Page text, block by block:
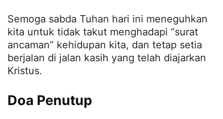
Semoga sabda Tuhan hari ini meneguhkan
kita untuk tidak takut menghadapi “surat
ancaman” kehidupan kita, dan tetap setia
berjalan di jalan kasih yang telah diajarkan
Kristus.
Doa Penutup